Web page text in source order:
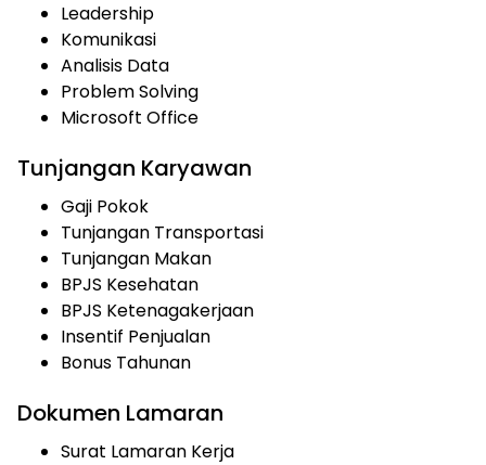
Leadership
Komunikasi
Analisis Data
Problem Solving
Microsoft Office
Tunjangan Karyawan
Gaji Pokok
Tunjangan Transportasi
Tunjangan Makan
BPJS Kesehatan
BPJS Ketenagakerjaan
Insentif Penjualan
Bonus Tahunan
Dokumen Lamaran
Surat Lamaran Kerja